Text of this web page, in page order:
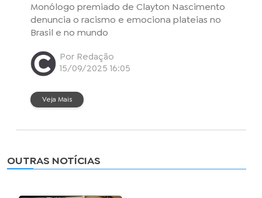
Monólogo premiado de Clayton Nascimento
denuncia o racismo e emociona plateias no
Brasil e no mundo
Por Redação
15/09/2025 16:05
Veja Mais
OUTRAS NOTÍCIAS